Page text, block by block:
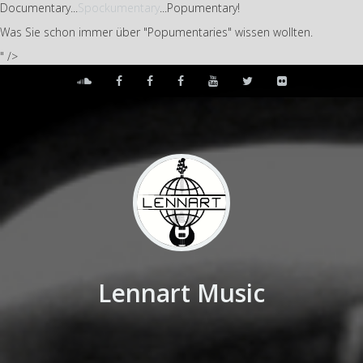
Documentary...Spockumentary...Popumentary!
Was Sie schon immer über "Popumentaries" wissen wollten.
" />
Lennart Music